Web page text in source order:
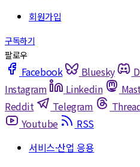
Facebook Bluesky
Instagram
Linkedin
Reddit
Telegram
Youtube
RSS
서비스·산업 응용